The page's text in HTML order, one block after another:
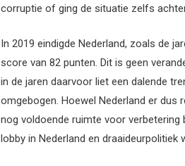
corruptie of ging de situatie zelfs
In 2019 eindigde Nederland, zoals de
score van 82 punten. Dit is geen
in de jaren daarvoor liet een dalende
omgebogen. Hoewel Nederland er
nog voldoende ruimte voor
lobby in Nederland en draaideurpolitiek